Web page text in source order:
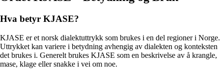
Hva betyr KJASE?
KJASE er et norsk dialektuttrykk som brukes i en del regioner i Norge.
Uttrykket kan variere i betydning avhengig av dialekten og konteksten
det brukes i. Generelt brukes KJASE som en beskrivelse av å krangle,
mase, klage eller snakke i vei om noe.